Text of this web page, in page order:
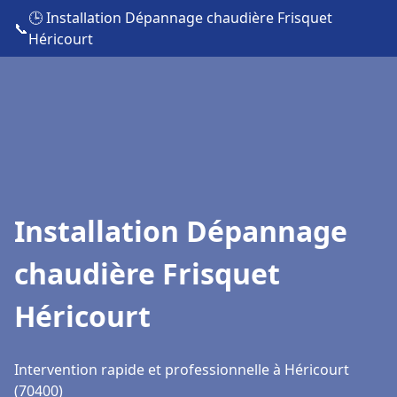
📞
🕒 Installation Dépannage chaudière Frisquet
Héricourt
Installation Dépannage
chaudière Frisquet
Héricourt
Intervention rapide et professionnelle à Héricourt
(70400)